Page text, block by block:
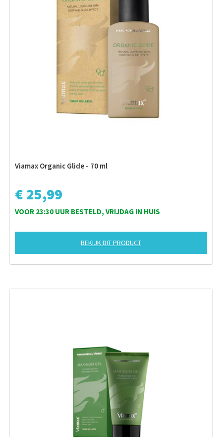
Viamax Organic Glide - 70 ml
€ 25,99
VOOR 23:30 UUR BESTELD, VRIJDAG IN HUIS
BEKIJK DIT PRODUCT